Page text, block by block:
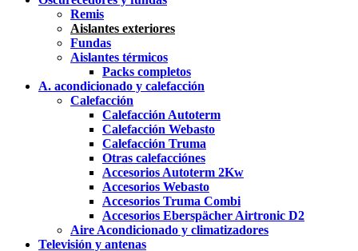
Remis
Aislantes exteriores
Fundas
Aislantes térmicos
Packs completos
A. acondicionado y calefacción
Calefacción
Calefacción Autoterm
Calefacción Webasto
Calefacción Truma
Otras calefacciónes
Accesorios Autoterm 2Kw
Accesorios Webasto
Accesorios Truma Combi
Accesorios Eberspächer Airtronic D2
Aire Acondicionado y climatizadores
Televisión y antenas